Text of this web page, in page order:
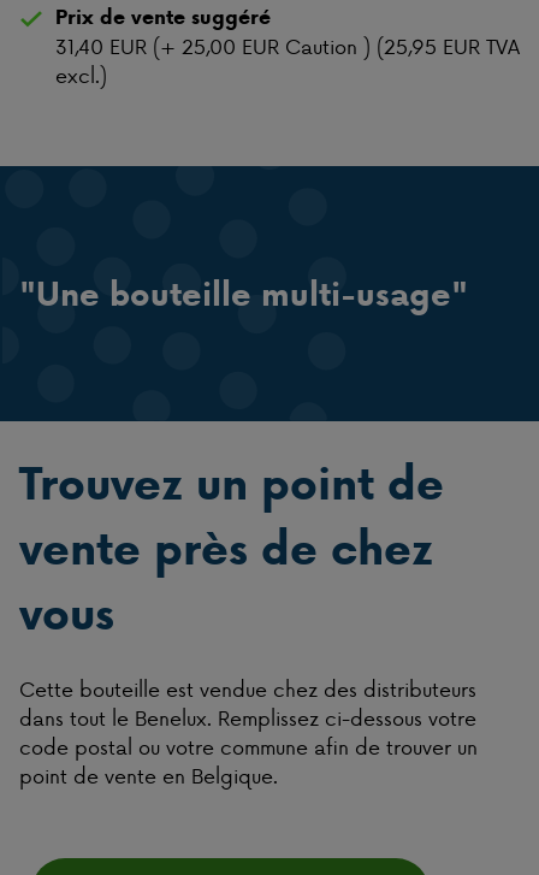
Prix de vente suggéré
31,40 EUR (+ 25,00 EUR Caution ) (25,95 EUR TVA
excl.)
"Une bouteille multi-usage"
Trouvez un point de
vente près de chez
vous
Cette bouteille est vendue chez des distributeurs
dans tout le Benelux. Remplissez ci-dessous votre
code postal ou votre commune afin de trouver un
point de vente en Belgique.